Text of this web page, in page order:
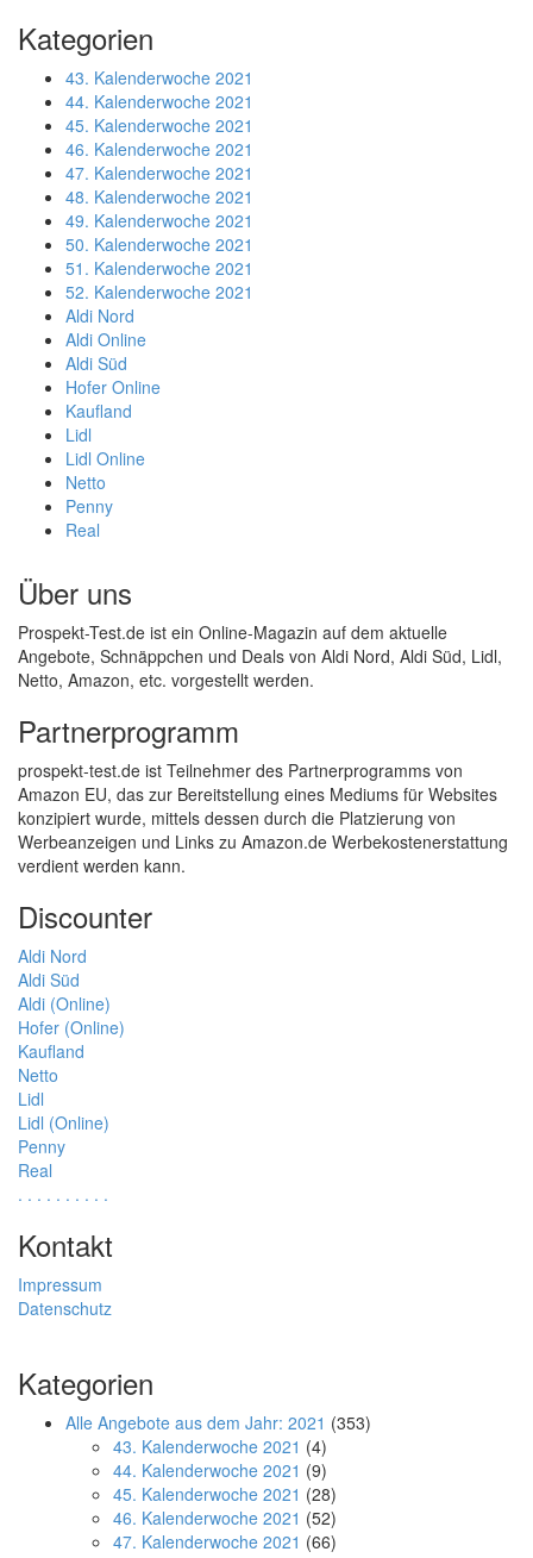
Kategorien
43. Kalenderwoche 2021
44. Kalenderwoche 2021
45. Kalenderwoche 2021
46. Kalenderwoche 2021
47. Kalenderwoche 2021
48. Kalenderwoche 2021
49. Kalenderwoche 2021
50. Kalenderwoche 2021
51. Kalenderwoche 2021
52. Kalenderwoche 2021
Aldi Nord
Aldi Online
Aldi Süd
Hofer Online
Kaufland
Lidl
Lidl Online
Netto
Penny
Real
Über uns
Prospekt-Test.de ist ein Online-Magazin auf dem aktuelle
Angebote, Schnäppchen und Deals von Aldi Nord, Aldi Süd, Lidl,
Netto, Amazon, etc. vorgestellt werden.
Partnerprogramm
prospekt-test.de ist Teilnehmer des Partnerprogramms von
Amazon EU, das zur Bereitstellung eines Mediums für Websites
konzipiert wurde, mittels dessen durch die Platzierung von
Werbeanzeigen und Links zu Amazon.de Werbekostenerstattung
verdient werden kann.
Discounter
Aldi Nord
Aldi Süd
Aldi (Online)
Hofer (Online)
Kaufland
Netto
Lidl
Lidl (Online)
Penny
Real
. . . . . . . . . .
Kontakt
Impressum
Datenschutz
Kategorien
Alle Angebote aus dem Jahr: 2021 (353)
43. Kalenderwoche 2021 (4)
44. Kalenderwoche 2021 (9)
45. Kalenderwoche 2021 (28)
46. Kalenderwoche 2021 (52)
47. Kalenderwoche 2021 (66)